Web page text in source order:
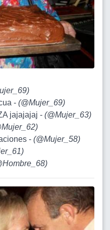
)
- (@Mujer_69)
jajajajaj - (@Mujer_63)
)
- (@Mujer_58)
)
)